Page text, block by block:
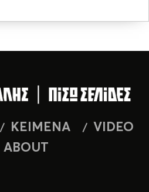
ΚΕΙΜΕΝΑ
VIDEO
ABOUT